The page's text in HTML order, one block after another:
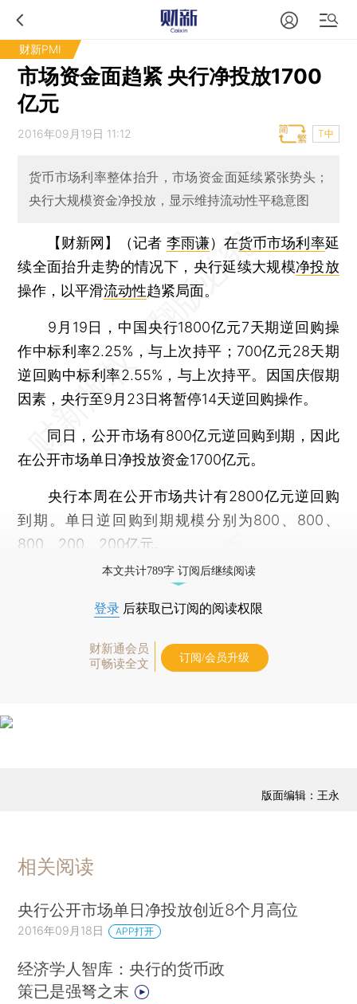
财新PMI
市场资金面趋紧 央行净投放1700
亿元
2016年09月19日 11:12 T中
货币市场利率整体抬升，市场资金面延续紧张势头；
央行大规模资金净投放，显示维持流动性平稳意图
【财新网】（记者 李雨谦） 在货币市场利率延
续全面抬升走势的情况下，央行延续大规模净投放
操作，以平滑流动性趋紧局面。
9月19日，中国央行1800亿元7天期逆回购操
作中标利率2.25%，与上次持平；700亿元28天期
逆回购中标利率2.55%，与上次持平。因国庆假期
因素，央行至9月23日将暂停14天逆回购操作。
同日，公开市场有800亿元逆回购到期，因此
在公开市场单日净投放资金1700亿元。
央行本周在公开市场共计有2800亿元逆回购
到期。单日逆回购到期规模分别为800、800、
800、200、200亿元。
本文共计789字 订阅后继续阅读
登录 后获取已订阅的阅读权限
财新通会员
可畅读全文
订阅/会员升级
版面编辑：王永
相关阅读
央行公开市场单日净投放创近8个月高位
2016年09月18日 APP打开
经济学人智库：央行的货币政
策已是强弩之末